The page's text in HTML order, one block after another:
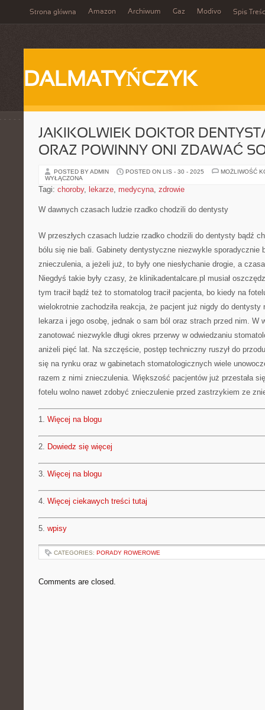
Strona główna Amazon Archiwum Gaz Modivo Spis
DALMATYŃCZYK
JAKIKOLWIEK DOKTOR
ORAZ POWINNY ONI ZDAWAĆ
POSTED BY ADMIN POSTED ON LIS - 30 - 2025
MOŻLIWOŚĆ
WYŁĄCZONA
Tagi: choroby, lekarze, medycyna, zdrowie
W dawnych czasach ludzie rzadko chodzili do dentysty
W przeszłych czasach ludzie rzadko chodzili do dentysty bądź
bólu się nie bali. Gabinety dentystyczne niezwykle sporadycznie
znieczulenia, a jeżeli już, to były one niesłychanie drogie, a
Niegdyś takie były czasy, że klinikadentalcare.pl musiał
tym tracił bądź też to stomatolog tracił pacjenta, bo kiedy na
wielokrotnie zachodziła reakcja, że pacjent już nigdy do dentysty
lekarza i jego osobę, jednak o sam ból oraz strach przed nim. W
zanotować niezwykle długi okres przerwy w odwiedzaniu
aniżeli pięć lat. Na szczęście, postęp techniczny ruszył do
się na rynku oraz w gabinetach stomatologicznych wiele
razem z nimi znieczulenia. Większość pacjentów już przestała
fotelu wolno nawet zdobyć znieczulenie przed zastrzykiem ze
1. Więcej na blogu
2. Dowiedz się więcej
3. Więcej na blogu
4. Więcej ciekawych treści tutaj
5. wpisy
CATEGORIES: PORADY ROWEROWE
Comments are closed.